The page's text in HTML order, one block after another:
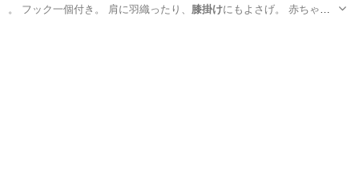
。 フック一個付き。 肩に羽織ったり、 膝掛けにもよさげ。 赤ちゃん